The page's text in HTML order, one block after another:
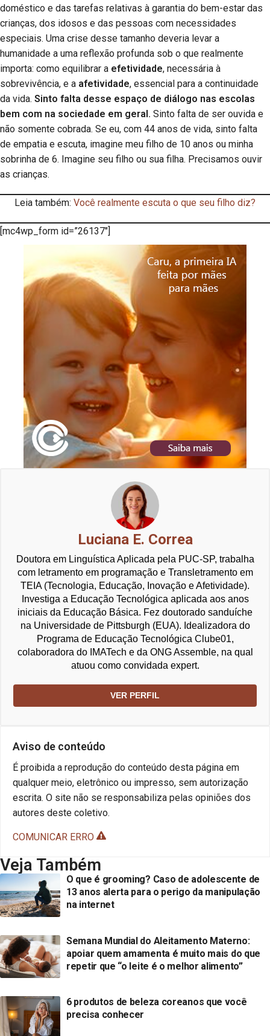
doméstico e das tarefas relativas à garantia do bem-estar das
crianças, dos idosos e das pessoas com necessidades
especiais. Uma crise desse tamanho deveria levar a
humanidade a uma reflexão profunda sob o que realmente
importa: como equilibrar a efetividade, necessária à
sobrevivência, e a afetividade, essencial para a continuidade
da vida. Sinto falta desse espaço de diálogo nas escolas
bem com na sociedade em geral. Sinto falta de ser ouvida e
não somente cobrada. Se eu, com 44 anos de vida, sinto falta
de empatia e escuta, imagine meu filho de 10 anos ou minha
sobrinha de 6. Imagine seu filho ou sua filha. Precisamos ouvir
as crianças.
Leia também: Você realmente escuta o que seu filho diz?
[mc4wp_form id=”26137″]
Luciana E. Correa
Doutora em Linguística Aplicada pela PUC-SP, trabalha
com letramento em programação e Transletramento em
TEIA (Tecnologia, Educação, Inovação e Afetividade).
Investiga a Educação Tecnológica aplicada aos anos
iniciais da Educação Básica. Fez doutorado sanduíche
na Universidade de Pittsburgh (EUA). Idealizadora do
Programa de Educação Tecnológica Clube01,
colaboradora do IMATech e da ONG Assemble, na qual
atuou como convidada expert.
VER PERFIL
Aviso de conteúdo
É proibida a reprodução do conteúdo desta página em
qualquer meio, eletrônico ou impresso, sem autorização
escrita. O site não se responsabiliza pelas opiniões dos
autores deste coletivo.
COMUNICAR ERRO
Veja Também
O que é grooming? Caso de adolescente de
13 anos alerta para o perigo da manipulação
na internet
Semana Mundial do Aleitamento Materno:
apoiar quem amamenta é muito mais do que
repetir que “o leite é o melhor alimento”
6 produtos de beleza coreanos que você
precisa conhecer